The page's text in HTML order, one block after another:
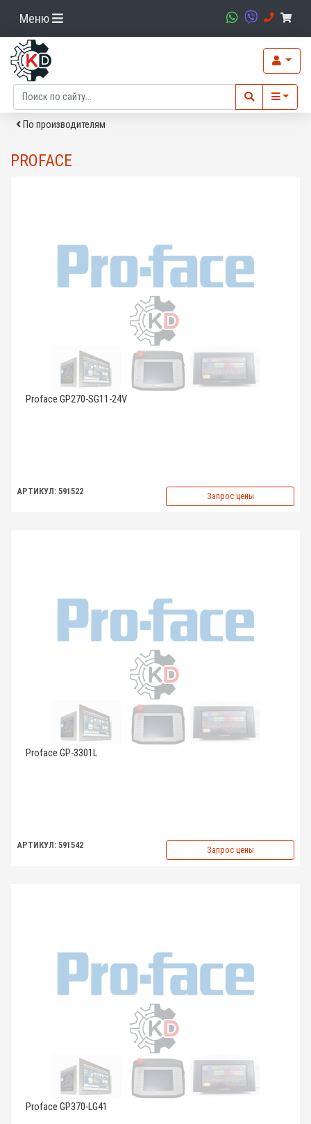
Меню
По производителям
PROFACE
Proface GP270-SG11-24V
АРТИКУЛ: 591522 Запрос цены
Proface GP-3301L
АРТИКУЛ: 591542 Запрос цены
Proface GP370-LG41